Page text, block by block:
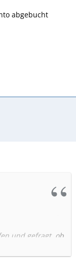
abgebucht
und gefragt, ob
ist.